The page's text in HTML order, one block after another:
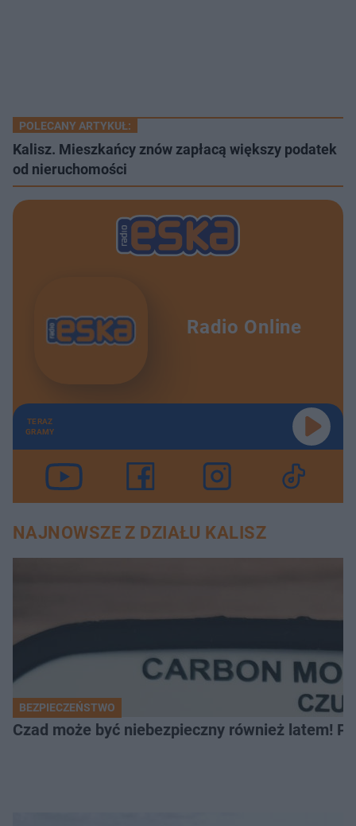
POLECANY ARTYKUŁ:
Kalisz. Mieszkańcy znów zapłacą większy podatek
od nieruchomości
Radio Online
TERAZ
GRAMY
NAJNOWSZE Z DZIAŁU KALISZ
BEZPIECZEŃSTWO
Czad może być niebezpieczny również latem!